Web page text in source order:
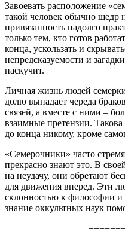
Завоевать расположение
такой человек обычно щедр
привязанность надолго
только тем, кто готов
конца, ускользать и
непредсказуемости и
наскучит.
Личная жизнь людей
долю выпадает череда
связей, а вместе с ними –
взаимные претензии.
до конца никому, кроме
«Семерочники» часто
прекрасно знают это. В
на неудачу, они обретают
для движения вперед. Эти
склонностью к философии и
знание оккультных наук